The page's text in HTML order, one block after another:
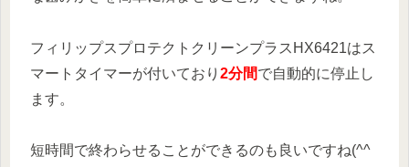
フィリップスプロテクトクリーンプラスHX6421はス
マートタイマーが付いており 2分間で自動的に停止し
ます。
短時間で終わらせることができるのも良いですね(^^